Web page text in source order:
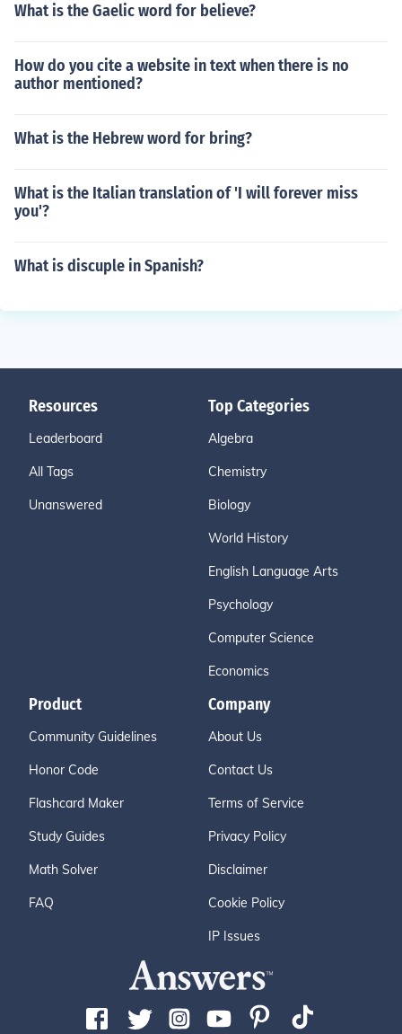
What is the Gaelic word for believe?
How do you cite a website in text when there is no
author mentioned?
What is the Hebrew word for bring?
What is the Italian translation of 'I will forever miss
you'?
What is discuple in Spanish?
Resources
Leaderboard
All Tags
Unanswered
Top Categories
Algebra
Chemistry
Biology
World History
English Language Arts
Psychology
Computer Science
Economics
Product
Community Guidelines
Honor Code
Flashcard Maker
Study Guides
Math Solver
FAQ
Company
About Us
Contact Us
Terms of Service
Privacy Policy
Disclaimer
Cookie Policy
IP Issues